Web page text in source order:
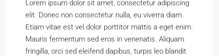
Lorem ipsum dolor sit amet, consectetur adipiscing
elit. Donec non consectetur nulla, eu viverra diam.
Etiam vitae est vel dolor porttitor mattis a eget enim.
Mauris fermentum sed eros in venenatis. Aliquam
fringilla, orci sed eleifend dapibus, turpis leo blandit